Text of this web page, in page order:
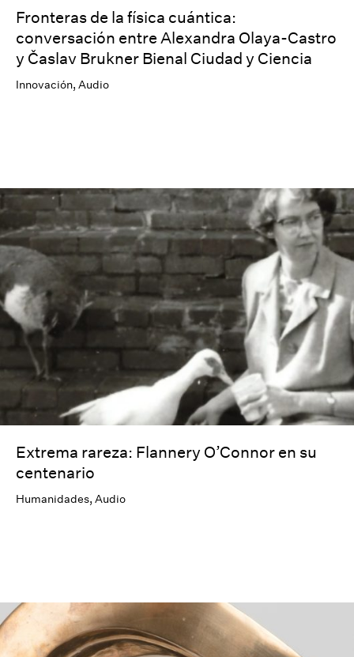
Fronteras de la física cuántica:
conversación entre Alexandra Olaya-Castro
y Časlav Brukner Bienal Ciudad y Ciencia
Innovación, Audio
Extrema rareza: Flannery O’Connor en su
centenario
Humanidades, Audio